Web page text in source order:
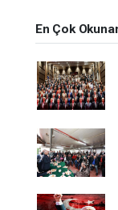
En Çok